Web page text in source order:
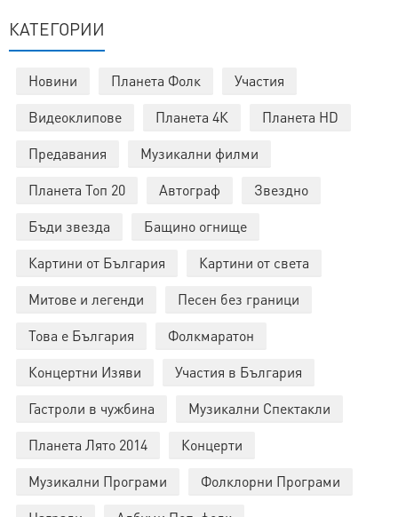
КАТЕГОРИИ
Новини Планета Фолк
Участия
Видеоклипове
Планета 4К
Планета HD
Предавания
Музикални филми
Планета Топ 20
Автограф
Звездно
Бъди звезда
Бащино огнище
Картини от България
Картини от света
Митове и легенди
Песен без граници
Това е България
Фолкмаратон
Концертни Изяви
Участия в България
Гастроли в чужбина
Музикални Спектакли
Планета Лято 2014
Концерти
Музикални Програми
Фолклорни Програми